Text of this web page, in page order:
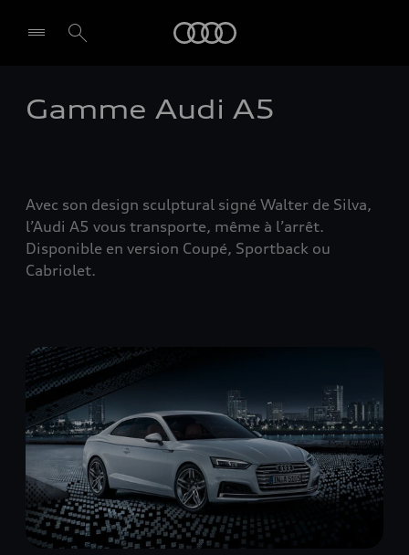
Gamme Audi A5
Avec son design sculptural signé Walter de Silva,
l’Audi A5 vous transporte, même à l’arrêt.
Disponible en version Coupé, Sportback ou
Cabriolet.